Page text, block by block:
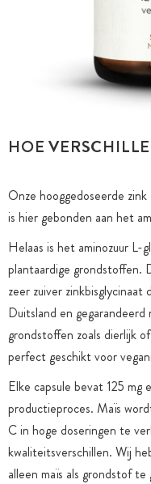
HOE
Onze hooggedoseerde
is hier gebonden aan het
Helaas is het aminozuur L-
plantaardige grondstoffen.
zeer zuiver
Duitsland en
grondstoffen zoals dierlijk
perfect geschikt voor
Elke capsule bevat 125
productieproces. Maïs
C in hoge doseringen te
kwaliteitsverschillen. Wij
alleen maïs als grondstof